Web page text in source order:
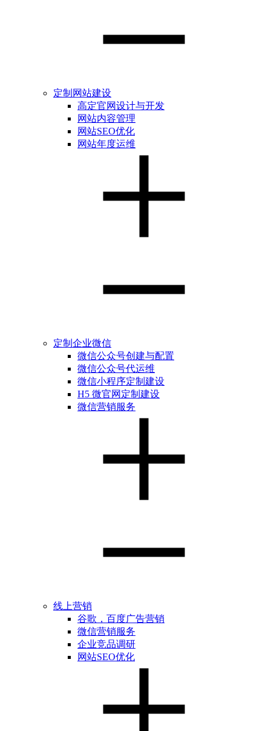
定制网站建设
高定官网设计与开发
网站内容管理
网站SEO优化
网站年度运维
定制企业微信
微信公众号创建与配置
微信公众号代运维
微信小程序定制建设
H5 微官网定制建设
微信营销服务
线上营销
谷歌，百度广告营销
微信营销服务
企业竞品调研
网站SEO优化